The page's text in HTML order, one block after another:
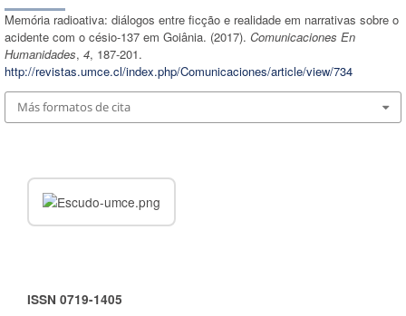
Memória radioativa: diálogos entre ficção e realidade em narrativas sobre o
acidente com o césio-137 em Goiânia. (2017). Comunicaciones En
Humanidades, 4, 187-201.
http://revistas.umce.cl/index.php/Comunicaciones/article/view/734
Más formatos de cita
ISSN 0719-1405